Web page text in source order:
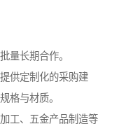
量长期合作。
供定制化的采购建
格与材质。
工、五金产品制造等